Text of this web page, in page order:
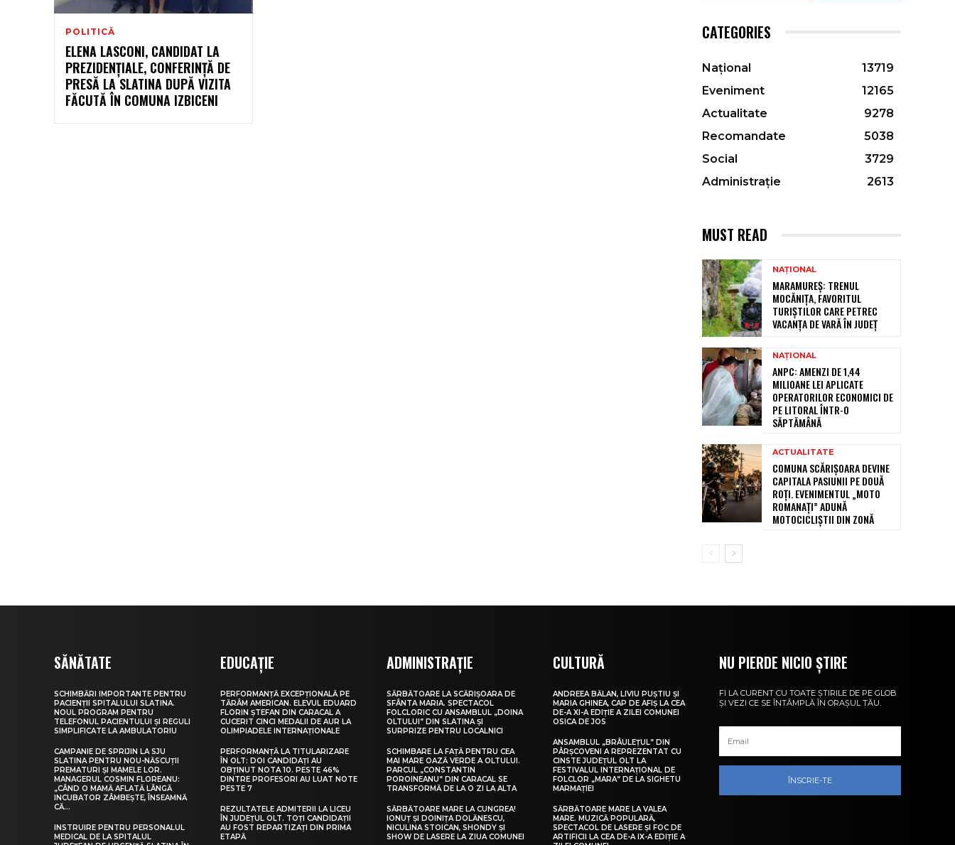
POLITICĂ
ELENA LASCONI, CANDIDAT LA
PREZIDENȚIALE, CONFERINȚĂ DE
PRESĂ LA SLATINA DUPĂ VIZITA
FĂCUTĂ ÎN COMUNA IZBICENI
CATEGORIES
Național
13719
Eveniment
12165
Actualitate
9278
Recomandate
5038
Social
3729
Administrație
2613
MUST READ
NAȚIONAL
MARAMUREȘ: TRENUL
MOCĂNIȚA, FAVORITUL
TURIȘTILOR CARE PETREC
VACANȚA DE VARĂ ÎN JUDEȚ
NAȚIONAL
ANPC: AMENZI DE 1,44
MILIOANE LEI APLICATE
OPERATORILOR ECONOMICI DE
PE LITORAL ÎNTR-O
SĂPTĂMÂNĂ
ACTUALITATE
COMUNA SCĂRIȘOARA DEVINE
CAPITALA PASIUNII PE DOUĂ
ROȚI. EVENIMENTUL „MOTO
ROMANAȚI” ADUNĂ
MOTOCICLIȘTII DIN ZONĂ
SĂNĂTATE
SCHIMBĂRI IMPORTANTE PENTRU
PACIENȚII SPITALULUI SLATINA.
NOUL PROGRAM PENTRU
TELEFONUL PACIENTULUI ȘI REGULI
SIMPLIFICATE LA AMBULATORIU
CAMPANIE DE SPRIJIN LA SJU
SLATINA PENTRU NOU-NĂSCUȚII
PREMATURI ȘI MAMELE LOR.
MANAGERUL COSMIN FLOREANU:
„CÂND O MAMĂ AFLATĂ LÂNGĂ
INCUBATOR ZÂMBEȘTE, ÎNSEAMNĂ
CĂ...
INSTRUIRE PENTRU PERSONALUL
MEDICAL DE LA SPITALUL
EDUCAȚIE
PERFORMANȚĂ EXCEPȚIONALĂ PE
TĂRÂM AMERICAN. ELEVUL EDUARD
FLORIN ȘTEFAN DIN CARACAL A
CUCERIT CINCI MEDALII DE AUR LA
OLIMPIADELE INTERNAȚIONALE
PERFORMANȚĂ LA TITULARIZARE
ÎN OLT: DOI CANDIDAȚI AU
OBȚINUT NOTA 10. PESTE 46%
DINTRE PROFESORI AU LUAT NOTE
PESTE 7
REZULTATELE ADMITERII LA LICEU
ÎN JUDEȚUL OLT. TOȚI CANDIDAȚII
AU FOST REPARTIZAȚI DIN PRIMA
ETAPĂ
ADMINISTRAȚIE
SĂRBĂTOARE LA SCĂRIȘOARA DE
SFÂNTA MARIA. SPECTACOL
FOLCLORIC CU ANSAMBLUL „DOINA
OLTULUI” DIN SLATINA ȘI
SURPRIZE PENTRU LOCALNICI
SCHIMBARE LA FAȚĂ PENTRU CEA
MAI MARE OAZĂ VERDE A OLTULUI.
PARCUL „CONSTANTIN
POROINEANU” DIN CARACAL SE
TRANSFORMĂ DE LA O ZI LA ALTA
SĂRBĂTOARE MARE LA CUNGREA!
IONUȚ ȘI DOINIȚA DOLĂNESCU,
NICULINA STOICAN, SHONDY ȘI
SHOW DE LASERE LA ZIUA COMUNEI
CULTURĂ
ANDREEA BĂLAN, LIVIU PUȘTIU ȘI
MARIA GHINEA, CAP DE AFIȘ LA CEA
DE-A XI-A EDIȚIE A ZILEI COMUNEI
OSICA DE JOS
ANSAMBLUL „BRÂULEȚUL” DIN
PÂRȘCOVENI A REPREZENTAT CU
CINSTE JUDEȚUL OLT LA
FESTIVALUL INTERNAȚIONAL DE
FOLCLOR „MARA” DE LA SIGHETU
MARMAȚIEI
SĂRBĂTOARE MARE LA VALEA
MARE. MUZICĂ POPULARĂ,
SPECTACOL DE LASERE ȘI FOC DE
ARTIFICII LA CEA DE-A IX-A EDIȚIE A
NU PIERDE NICIO ȘTIRE
FI LA CURENT CU TOATE ȘTIRILE DE PE GLOB
ȘI VEZI CE SE ÎNTÂMPLĂ ÎN ORAȘUL TĂU.
ÎNSCRIE-TE